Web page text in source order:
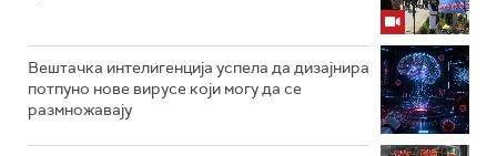
Вештачка интелигенција успела да дизајнира
потпуно нове вирусе који могу да се
размножавају